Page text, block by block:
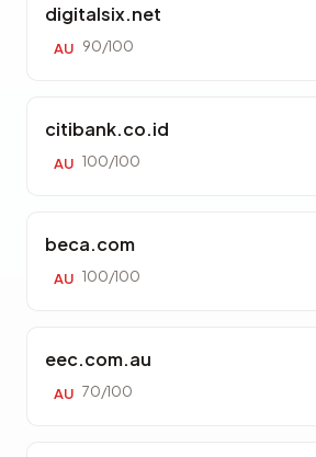
digitalsix.net
AU 90/100
citibank.co.id
AU 100/100
beca.com
AU 100/100
eec.com.au
AU 70/100